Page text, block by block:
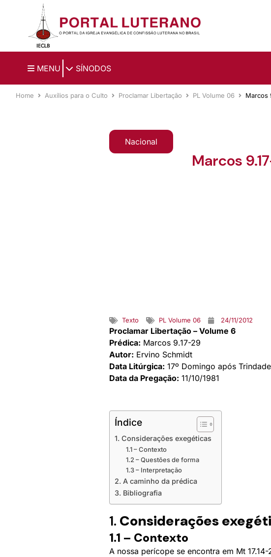
Ir para o conteúdo principal
MENU SÍNODOS
Home Auxílios para o Culto Proclamar Libertação PL Volume 06 Marcos
Nacional
Marcos
Texto PL Volume 06 24/11/2012
Proclamar Libertação – Volume 6
Prédica: Marcos 9.17-29
Autor: Ervino Schmidt
Data Litúrgica: 17º Domingo após Trindade
Data da Pregação: 11/10/1981
Índice
1. Considerações exegéticas
1.1 – Contexto
1.2 – Questões de forma
1.3 – Interpretação
2. A caminho da prédica
3. Bibliografia
1. Considerações
1.1 – Contexto
A nossa perícope se encontra em Mt